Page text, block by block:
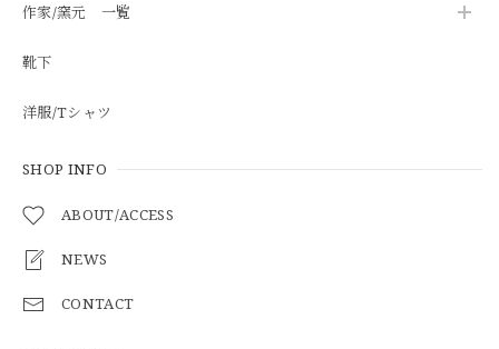
作家/窯元 一覧
靴下
洋服/Tシャツ
SHOP INFO
ABOUT/ACCESS
NEWS
CONTACT